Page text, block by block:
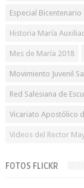
Especial
Historia María
Mes de María 2018
Movimiento Juvenil
Red Salesiana de
Vicariato Apostólico
Videos del Rector
FOTOS FLICKR